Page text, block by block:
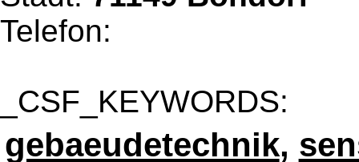
Telefon:
_CSF_KEYWORDS:
gebaeudetechnik,